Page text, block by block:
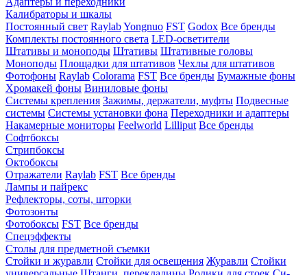
Калибраторы и шкалы
Постоянный свет RaylabYongnuo FST Godox Все бренды
Комплекты постоянного света LED-осветители
Штативы и моноподы Штативы Штативные головы
Моноподы Площадки для штативов Чехлы для штативов
Фотофоны Raylab Colorama FST Все бренды Бумажные фоны
Хромакей фоны Виниловые фоны
Системы крепления Зажимы, держатели, муфты Подвесные
системы Системы установки фона Переходники и адаптеры
Накамерные мониторы Feelworld Lilliput Все бренды
Софтбоксы
Стрипбоксы
Октобоксы
Отражатели Raylab FST Все бренды
Лампы и пайрекс
Рефлекторы, соты, шторки
Фотозонты
Фотобоксы FST Все бренды
Спецэффекты
Столы для предметной съемки
Стойки и журавли Стойки для освещения Журавли Стойки